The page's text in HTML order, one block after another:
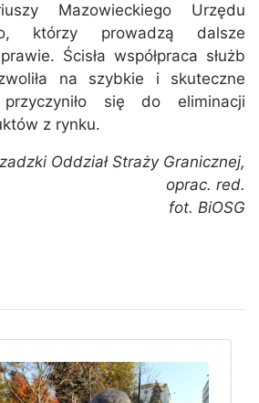
Mazowieckiego Urzędu
którzy prowadzą dalsze
Ścisła współpraca służb
na szybkie i skuteczne
się do eliminacji
z rynku.
Oddział Straży Granicznej,
oprac. red.
fot. BiOSG